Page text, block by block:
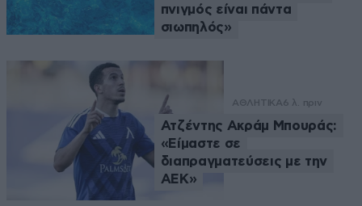
πνιγμός είναι πάντα
σιωπηλός»
ΑΘΛΗΤΙΚΑ6 λ. πριν
Ατζέντης Ακράμ Μπουράς:
«Είμαστε σε
διαπραγματεύσεις με την
ΑΕΚ»